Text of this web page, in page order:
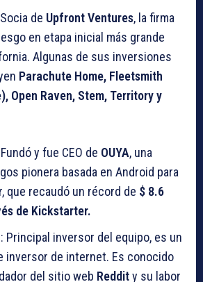
de Upfront Ventures, la firma
en etapa inicial más grande
Algunas de sus inversiones
Parachute Home, Fleetsmith
Open Raven, Stem, Territory y
y fue CEO de OUYA, una
pionera basada en Android para
que recaudó un récord de $ 8.6
de Kickstarter.
Principal inversor del equipo, es un
inversor de internet. Es conocido
del sitio web Reddity su labor